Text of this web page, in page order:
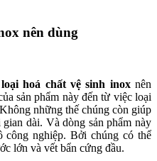
nên dùng
loại hoá chất vệ sinh inoxnên
sản phẩm này đến từ việc loại
những thế chúng còn giúp
dài. Và dòng sản phẩm này
công nghiệp. Bởi chúng có thể
lớn và vết bẩn cứng đầu.